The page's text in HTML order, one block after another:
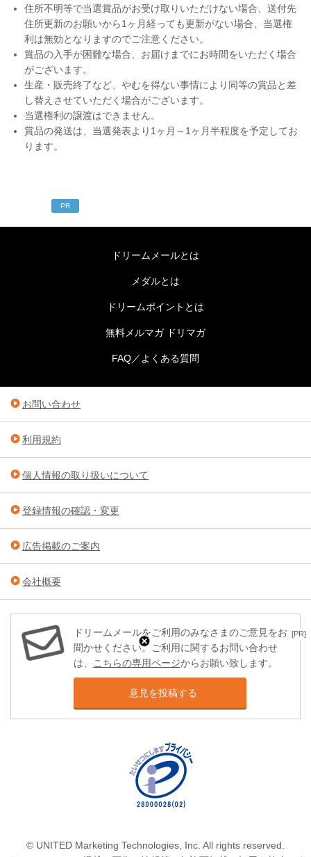
住所不明等で当選賞品がお受け取りいただけない場合、送付先
住所更新のお願いから1ヶ月経っても更新がない場合、当選権
利は無効となりますのでご注意ください。
賞品の入手が困難な場合、お届けまでにお時間をいただく場合
がございます。
生産・販売終了など、やむを得ない事情により同等の賞品と差
し替えさせていただく場合がございます。
当選権利の譲渡はできません。
賞品の発送は、当選発表より1ヶ月～1ヶ月半程度を予定してお
ります。
[PR]
PR
ドリームメールとは
メダルとは
ドリームポイントとは
無料メルマガ ドリマガ
FAQ／よくある質問
お問い合わせ
利用規約
個人情報の取り扱いについて
登録情報の確認・変更
広告掲載のご案内
会社概要
ドリームメールをご利用のみなさまのご意見をお
聞かせください。ご利用に関するお問い合わせ
は、
こちらの専用ページからお願い致します。
意見を投稿する
© UNITED Marketing Technologies, Inc. All rights reserved.